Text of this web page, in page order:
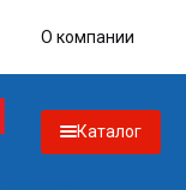
О компании
Каталог